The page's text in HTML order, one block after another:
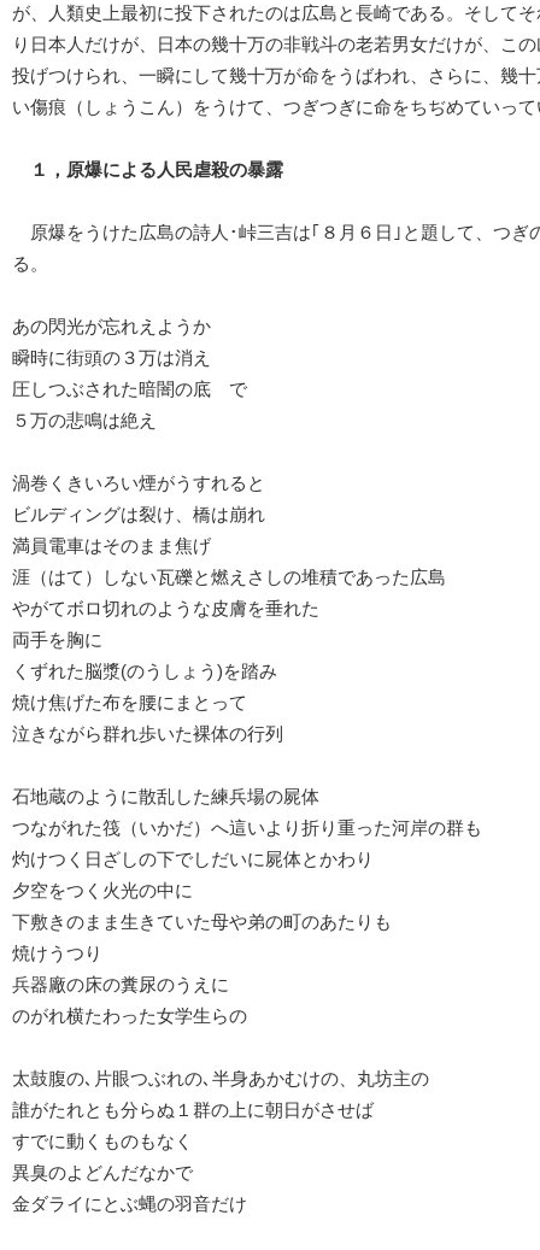
が、人類史上最初に投下されたのは広島と長崎である。そして
り日本人だけが、日本の幾十万の非戦斗の老若男女だけが、こ
投げつけられ、一瞬にして幾十万が命をうばわれ、さらに、幾
い傷痕（しょうこん）をうけて、つぎつぎに命をちぢめていっ
１，原爆による人民虐殺の暴露
原爆をうけた広島の詩人･峠三吉は｢８月６日｣と題して、つぎ
る。
あの閃光が忘れえようか
瞬時に街頭の３万は消え
圧しつぶされた暗闇の底 で
５万の悲鳴は絶え
渦巻くきいろい煙がうすれると
ビルディングは裂け、橋は崩れ
満員電車はそのまま焦げ
涯（はて）しない瓦礫と燃えさしの堆積であった広島
やがてボロ切れのような皮膚を垂れた
両手を胸に
くずれた脳漿(のうしょう)を踏み
焼け焦げた布を腰にまとって
泣きながら群れ歩いた裸体の行列
石地蔵のように散乱した練兵場の屍体
つながれた筏（いかだ）へ這いより折り重った河岸の群も
灼けつく日ざしの下でしだいに屍体とかわり
夕空をつく火光の中に
下敷きのまま生きていた母や弟の町のあたりも
焼けうつり
兵器廠の床の糞尿のうえに
のがれ横たわった女学生らの
太鼓腹の､片眼つぶれの､半身あかむけの、丸坊主の
誰がたれとも分らぬ１群の上に朝日がさせば
すでに動くものもなく
異臭のよどんだなかで
金ダライにとぶ蝿の羽音だけ